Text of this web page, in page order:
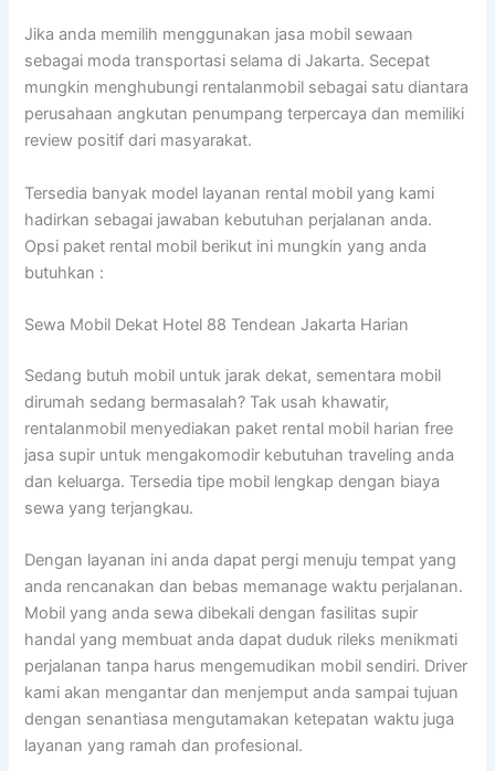
Jika anda memilih menggunakan jasa mobil sewaan
sebagai moda transportasi selama di Jakarta. Secepat
mungkin menghubungi rentalanmobil sebagai satu diantara
perusahaan angkutan penumpang terpercaya dan memiliki
review positif dari masyarakat.
Tersedia banyak model layanan rental mobil yang kami
hadirkan sebagai jawaban kebutuhan perjalanan anda.
Opsi paket rental mobil berikut ini mungkin yang anda
butuhkan :
Sewa Mobil Dekat Hotel 88 Tendean Jakarta Harian
Sedang butuh mobil untuk jarak dekat, sementara mobil
dirumah sedang bermasalah? Tak usah khawatir,
rentalanmobil menyediakan paket rental mobil harian free
jasa supir untuk mengakomodir kebutuhan traveling anda
dan keluarga. Tersedia tipe mobil lengkap dengan biaya
sewa yang terjangkau.
Dengan layanan ini anda dapat pergi menuju tempat yang
anda rencanakan dan bebas memanage waktu perjalanan.
Mobil yang anda sewa dibekali dengan fasilitas supir
handal yang membuat anda dapat duduk rileks menikmati
perjalanan tanpa harus mengemudikan mobil sendiri. Driver
kami akan mengantar dan menjemput anda sampai tujuan
dengan senantiasa mengutamakan ketepatan waktu juga
layanan yang ramah dan profesional.